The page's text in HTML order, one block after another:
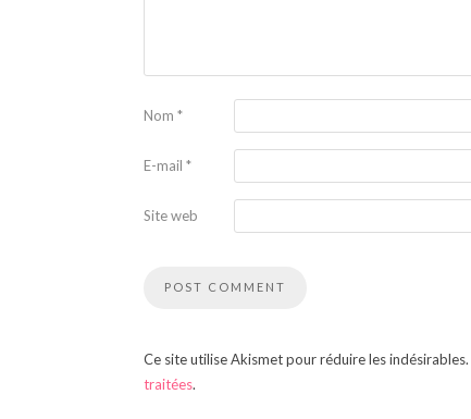
Nom *
E-mail *
Site web
Ce site utilise Akismet pour réduire les indésirables.
traitées.